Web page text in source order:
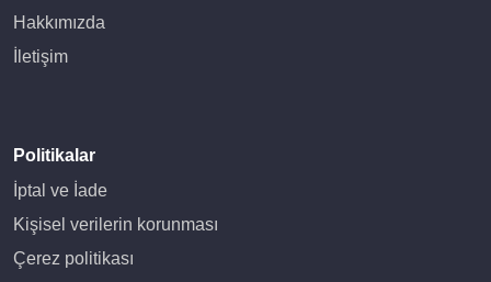
Hakkımızda
İletişim
Politikalar
İptal ve İade
Kişisel verilerin korunması
Çerez politikası